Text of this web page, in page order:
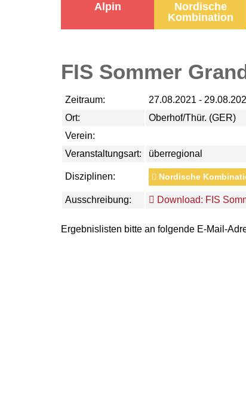
Alpin
Nordische
Kombination
FIS Sommer
Zeitraum:
27.08.2021 -
Ort:
Oberhof/Thür. (GER)
Verein:
Veranstaltungsart:
überregional
Disziplinen: Nordische
Ausschreibung: Download: FIS
Ergebnislisten bitte an folgende E-Mail-